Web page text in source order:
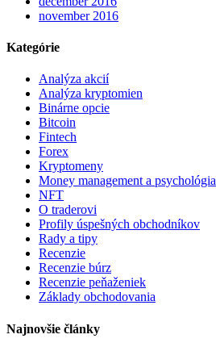
november 2016
Kategórie
Analýza akcií
Analýza kryptomien
Binárne opcie
Bitcoin
Fintech
Forex
Kryptomeny
Money management a psychológia
NFT
O traderovi
Profily úspešných obchodníkov
Rady a tipy
Recenzie
Recenzie búrz
Recenzie peňaženiek
Základy obchodovania
Najnovšie články